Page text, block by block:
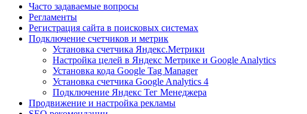
Часто задаваемые вопросы
Регламенты
Регистрация сайта в поисковых системах
Подключение счетчиков и метрик
Установка счетчика Яндекс.Метрики
Настройка целей в Яндекс Метрике и Google Analytics
Установка кода Google Tag Manager
Установка счетчика Google Analytics 4
Подключение Яндекс Тег Менеджера
Продвижение и настройка рекламы